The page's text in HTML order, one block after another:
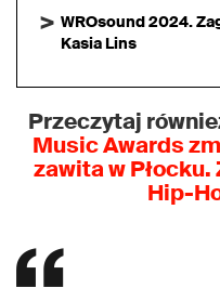
WROsound 2024.
Kasia Lins
Przeczytaj
Music Awards
zawita w
Hip-